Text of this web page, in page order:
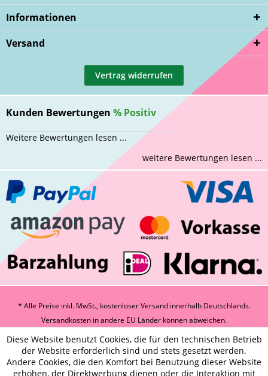
Informationen
Versand
Vertrag widerrufen
Kunden Bewertungen % Positiv
Weitere Bewertungen lesen ...
weitere Bewertungen lesen ...
* Alle Preise inkl. MwSt., kostenloser Versand innerhalb Deutschlands.
Versandkosten in andere EU Länder können abweichen.
Diese Website benutzt Cookies, die für den technischen Betrieb
der Website erforderlich sind und stets gesetzt werden.
Andere Cookies, die den Komfort bei Benutzung dieser Website
erhöhen, der Direktwerbung dienen oder die Interaktion mit